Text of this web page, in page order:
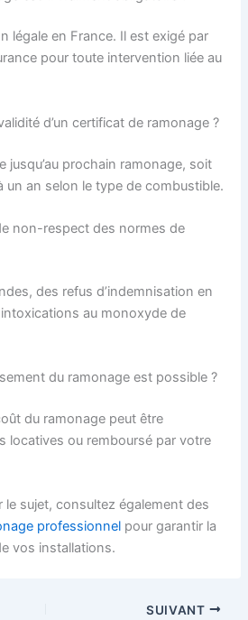
légale en France. Il est exigé par
pour toute intervention liée au
d’un certificat de ramonage ?
jusqu’au prochain ramonage, soit
un an selon le type de combustible.
non-respect des normes de
des refus d’indemnisation en
au monoxyde de
du ramonage est possible ?
du ramonage peut être
locatives ou remboursé par votre
le sujet, consultez également des
professionnel pour garantir la
vos installations.
SUIVANT